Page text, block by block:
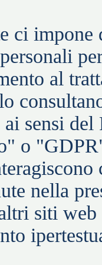
ci
al
sensi
o
nella
siti